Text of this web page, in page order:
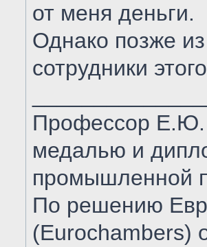
от меня деньги.
Однако позже
сотрудники
Профессор Е.Ю.
медалью и
промышленной
По решению
(Eurochambers)